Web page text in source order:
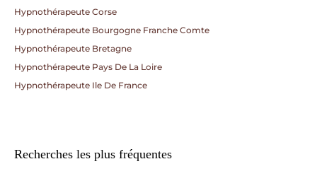
Hypnothérapeute Corse
Hypnothérapeute Bourgogne Franche Comte
Hypnothérapeute Bretagne
Hypnothérapeute Pays De La Loire
Hypnothérapeute Ile De France
Recherches les plus fréquentes